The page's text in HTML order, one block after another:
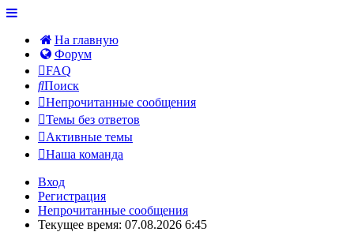
На главную
Форум
FAQ
Поиск
Непрочитанные сообщения
Темы без ответов
Активные темы
Наша команда
Вход
Регистрация
Непрочитанные сообщения
Текущее время: 07.08.2026 6:45